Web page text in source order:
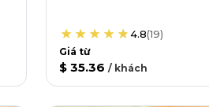
4.8(19)
Giá từ
$ 35.36 / khách